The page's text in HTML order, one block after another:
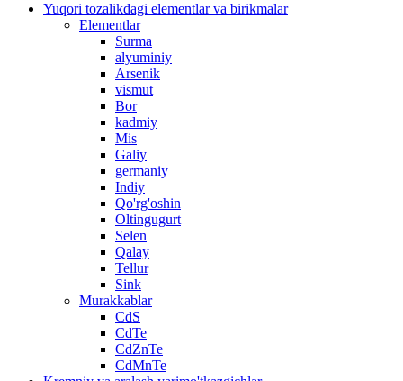
Yuqori tozalikdagi elementlar va birikmalar
Elementlar
Surma
alyuminiy
Arsenik
vismut
Bor
kadmiy
Mis
Galiy
germaniy
Indiy
Qo'rg'oshin
Oltingugurt
Selen
Qalay
Tellur
Sink
Murakkablar
CdS
CdTe
CdZnTe
CdMnTe